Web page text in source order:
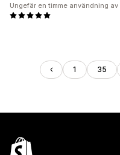
Ungefär en timme användning av
1 35